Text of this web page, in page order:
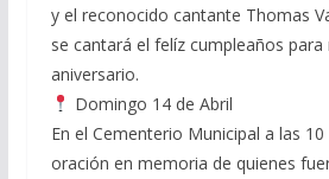
y el reconocido cantante Thomas
se cantará el felíz cumpleaños para
aniversario.
Domingo 14 de Abril
En el Cementerio Municipal a las
oración en memoria de quienes